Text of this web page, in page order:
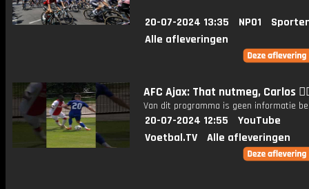
20-07-2024 13:35 NPO1
Alle afleveringen
AFC Ajax: That nutmeg, Carlos
Van dit programma is geen informatie
20-07-2024 12:55
YouTube
Voetbal.TV
Alle afleveringen